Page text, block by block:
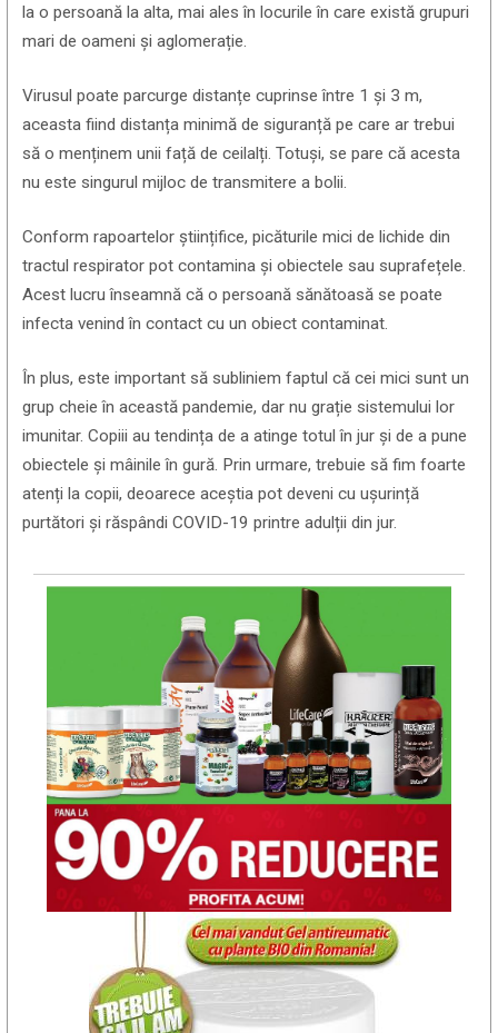
la o persoană la alta, mai ales în locurile în care există grupuri
mari de oameni și aglomerație.
Virusul poate parcurge distanțe cuprinse între 1 și 3 m,
aceasta fiind distanța minimă de siguranță pe care ar trebui
să o menținem unii față de ceilalți. Totuși, se pare că acesta
nu este singurul mijloc de transmitere a bolii.
Conform rapoartelor științifice, picăturile mici de lichide din
tractul respirator pot contamina și obiectele sau suprafețele.
Acest lucru înseamnă că o persoană sănătoasă se poate
infecta venind în contact cu un obiect contaminat.
În plus, este important să subliniem faptul că cei mici sunt un
grup cheie în această pandemie, dar nu grație sistemului lor
imunitar. Copiii au tendința de a atinge totul în jur și de a pune
obiectele și mâinile în gură. Prin urmare, trebuie să fim foarte
atenți la copii, deoarece aceștia pot deveni cu ușurință
purtători și răspândi COVID-19 printre adulții din jur.